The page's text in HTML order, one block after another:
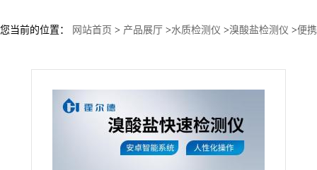
您当前的位置： 网站首页 > 产品展厅 >水质检测仪 >溴酸盐检测仪 >便携